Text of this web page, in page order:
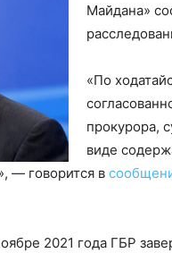
Майдана»
«По
прокурора,
виде
— говорится в
2021 года ГБР